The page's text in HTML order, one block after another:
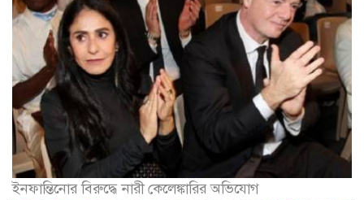
ইনফান্তিনোর বিরুদ্ধে নারী কেলেঙ্কারির অভিযোগ